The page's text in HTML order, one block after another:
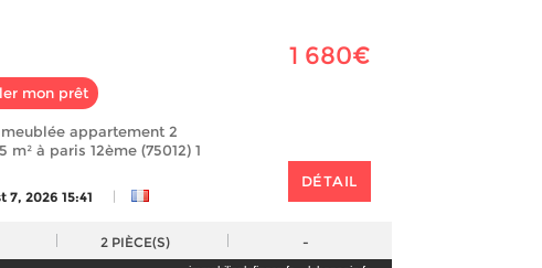
mon prêt
1 680€
appartement 2
m² à paris 12ème (75012) 1
7, 2026 15:41 |
DÉTAIL
2 PIÈCE(S) -